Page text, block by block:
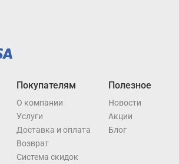
Покупателям
О компании
Услуги
Доставка и оплата
Возврат
Система скидок
Полезное
Новости
Акции
Блог